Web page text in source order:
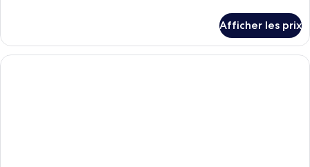
chambre :
Chambre
supérieure
Chambre
supérieure
avec
Afficher les prix